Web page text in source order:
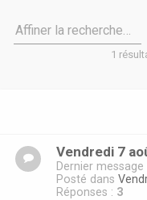
Affiner la recherche…
1
Vendredi 7
Dernier message
Posté dans
Réponses : 3